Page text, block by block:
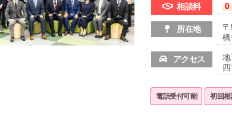
相談料 0
所在地
アクセス
電話受付可能 初回